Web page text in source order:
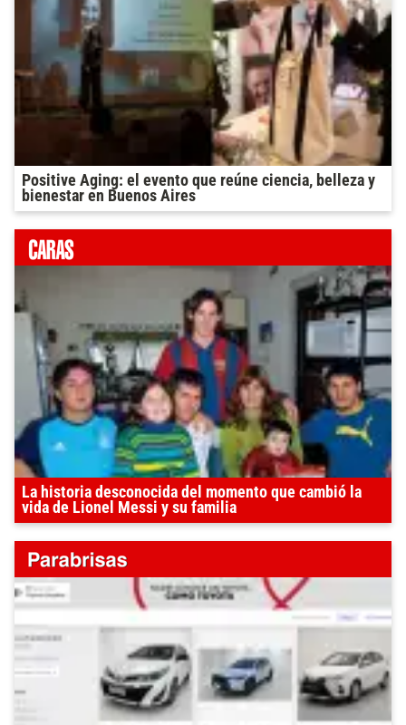
Positive Aging: el evento que reúne ciencia, belleza y
bienestar en Buenos Aires
La historia desconocida del momento que cambió la
vida de Lionel Messi y su familia